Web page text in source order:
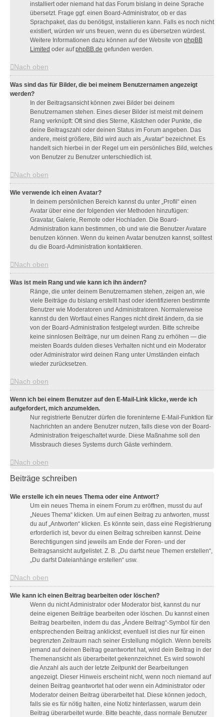
installiert oder niemand hat das Forum bislang in deine Sprache
übersetzt. Frage ggf. einen Board-Administrator, ob er das
Sprachpaket, das du benötigst, installieren kann. Falls es noch nicht
existiert, würden wir uns freuen, wenn du es übersetzen würdest.
Weitere Informationen dazu können auf der Website von phpBB
Limited oder aufphpBB.de gefunden werden.
Nach oben
Was sind das für Bilder, die bei meinem Benutzernamen angezeigt
werden?
In der Beitragsansicht können zwei Bilder bei deinem
Benutzernamen stehen. Eines dieser Bilder ist meist mit deinem
Rang verknüpft: Oft sind dies Sterne, Kästchen oder Punkte, die
deine Beitragszahl oder deinen Status im Forum angeben. Das
andere, meist größere, Bild wird auch als „Avatar“ bezeichnet. Es
handelt sich hierbei in der Regel um ein persönliches Bild, welches
von Benutzer zu Benutzer unterschiedlich ist.
Nach oben
Wie verwende ich einen Avatar?
In deinem persönlichen Bereich kannst du unter „Profil“ einen
Avatar über eine der folgenden vier Methoden hinzufügen:
Gravatar, Galerie, Remote oder Hochladen. Die Board-
Administration kann bestimmen, ob und wie die Benutzer Avatare
benutzen können. Wenn du keinen Avatar benutzen kannst, solltest
du die Board-Administration kontaktieren.
Nach oben
Was ist mein Rang und wie kann ich ihn ändern?
Ränge, die unter deinem Benutzernamen stehen, zeigen an, wie
viele Beiträge du bislang erstellt hast oder identifizieren bestimmte
Benutzer wie Moderatoren und Administratoren. Normalerweise
kannst du den Wortlaut eines Ranges nicht direkt ändern, da sie
von der Board-Administration festgelegt wurden. Bitte schreibe
keine sinnlosen Beiträge, nur um deinen Rang zu erhöhen — die
meisten Boards dulden dieses Verhalten nicht und ein Moderator
oder Administrator wird deinen Rang unter Umständen einfach
wieder zurücksetzen.
Nach oben
Wenn ich bei einem Benutzer auf den E-Mail-Link klicke, werde ich
aufgefordert, mich anzumelden.
Nur registrierte Benutzer dürfen die foreninterne E-Mail-Funktion für
Nachrichten an andere Benutzer nutzen, falls diese von der Board-
Administration freigeschaltet wurde. Diese Maßnahme soll den
Missbrauch dieses Systems durch Gäste verhindern.
Nach oben
Beiträge schreiben
Wie erstelle ich ein neues Thema oder eine Antwort?
Um ein neues Thema in einem Forum zu eröffnen, musst du auf
„Neues Thema“ klicken. Um auf einen Beitrag zu antworten, musst
du auf „Antworten“ klicken. Es könnte sein, dass eine Registrierung
erforderlich ist, bevor du einen Beitrag schreiben kannst. Deine
Berechtigungen sind jeweils am Ende der Foren- und der
Beitragsansicht aufgelistet. Z. B. „Du darfst neue Themen erstellen“,
„Du darfst Dateianhänge erstellen“ usw.
Nach oben
Wie kann ich einen Beitrag bearbeiten oder löschen?
Wenn du nicht Administrator oder Moderator bist, kannst du nur
deine eigenen Beiträge bearbeiten oder löschen. Du kannst einen
Beitrag bearbeiten, indem du das „Ändere Beitrag“-Symbol für den
entsprechenden Beitrag anklickst; eventuell ist dies nur für einen
begrenzten Zeitraum nach seiner Erstellung möglich. Wenn bereits
jemand auf deinen Beitrag geantwortet hat, wird dein Beitrag in der
Themenansicht als überarbeitet gekennzeichnet. Es wird sowohl
die Anzahl als auch der letzte Zeitpunkt der Bearbeitungen
angezeigt. Dieser Hinweis erscheint nicht, wenn noch niemand auf
deinen Beitrag geantwortet hat oder wenn ein Administrator oder
Moderator deinen Beitrag überarbeitet hat. Diese können jedoch,
falls sie es für nötig halten, eine Notiz hinterlassen, warum dein
Beitrag überarbeitet wurde. Bitte beachte, dass normale Benutzer